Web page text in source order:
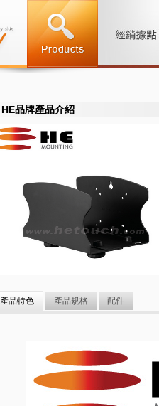
HE品牌產品介紹
產品特色 產品規格 配件